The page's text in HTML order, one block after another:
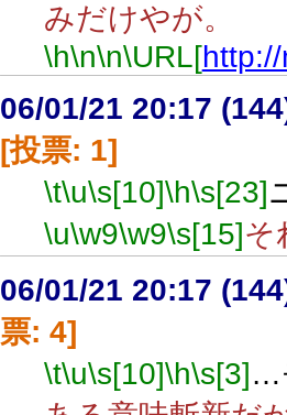
みだけやが。
\h\n\n\URL[
06/01/21 20:17
[投票: 1]
\t\u\s[10]\h\s[23]
\u\w9\w9\s[15]そ
06/01/21 20:17
票: 4]
\t\u\s[10]\h\s[3]…